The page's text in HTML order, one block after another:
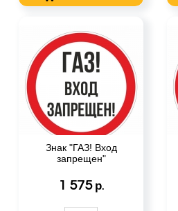
Знак "ГАЗ! Вход
запрещен"
1 575 р.